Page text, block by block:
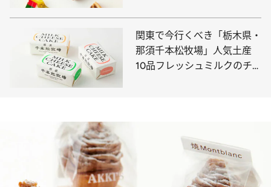
関東で今行くべき「栃木県・
那須千本松牧場」人気土産
10品フレッシュミルクのチ